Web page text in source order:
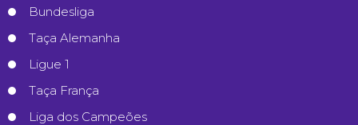
Bundesliga
Taça Alemanha
Ligue 1
Taça França
Liga dos Campeões